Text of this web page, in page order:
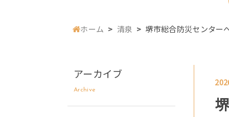
ホーム 清泉 堺市総合防災センター
アーカイブ
Archive